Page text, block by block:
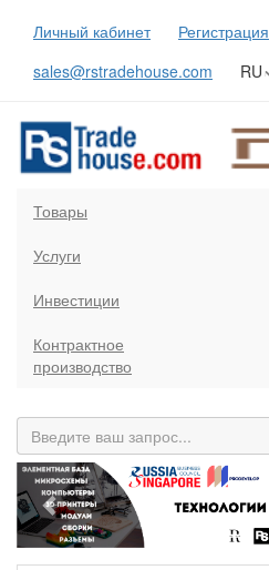
Личный кабинет
Регистрация
sales@rstradehouse.com
RU
Товары
Услуги
Инвестиции
Контрактное
производство
Previous